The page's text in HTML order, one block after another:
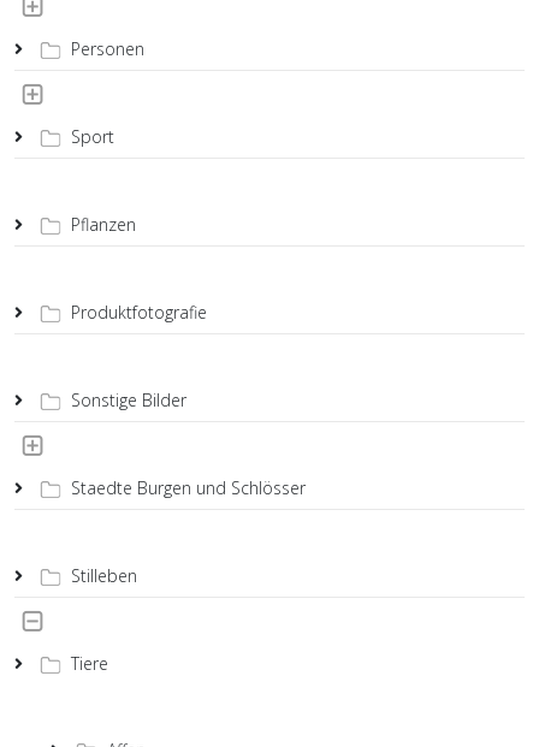
Personen
Sport
Pflanzen
Produktfotografie
Sonstige Bilder
Staedte Burgen und Schlösser
Stilleben
Tiere